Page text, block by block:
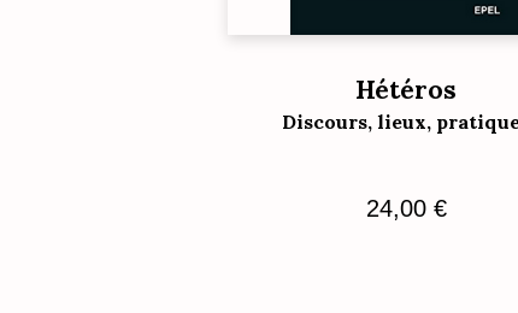
Hétéros
Discours, lieux,
24,00 €